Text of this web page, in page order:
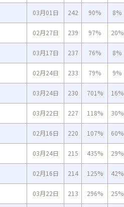
03月01日 242 90% 8%
02月27日 239 97% 20%
03月17日 237 76% 8%
02月24日 233 79% 9%
03月24日 230 701% 16%
03月22日 227 118% 30%
02月16日 220 107% 60%
03月24日 215 435% 29%
02月16日 214 125% 42%
03月22日 213 296% 25%